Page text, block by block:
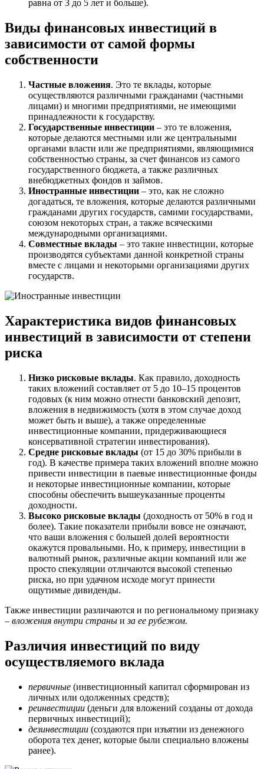
равна от 3 до 5 лет и больше).
Виды финансовых инвестиций в
зависимости от самой формы
собственности
Частные вложения. Это те вклады, которые
осуществляются различными гражданами (частными
лицами) и многими предприятиями, не имеющими
принадлежности к государству.
Государственные инвестиции – это те вложения,
которые делаются местными или же центральными
органами власти или же предприятиями, являющимися
собственностью страны, за счет финансов из самого
государственного бюджета, а также различных
внебюджетных фондов и займов.
Иностранные инвестиции – это, как не сложно
догадаться, те вложения, которые делаются различными
гражданами других государств, самими государствами,
союзом некоторых стран, а также всяческими
международными организациями.
Совместные вклады – это такие инвестиции, которые
производятся субъектами данной конкретной страны
вместе с лицами и некоторыми организациями других
государств.
Характеристика видов финансовых
инвестиций в зависимости от степени
риска
Низко рисковые вклады. Как правило, доходность
таких вложений составляет от 5 до 10–15 процентов
годовых (к ним можно отнести банковский депозит,
вложения в недвижимость (хотя в этом случае доход
может быть и выше), а также определенные
инвестиционные компании, придерживающиеся
консервативной стратегии инвестирования).
Средне рисковые вклады (от 15 до 30% прибыли в
год). В качестве примера таких вложений вполне можно
привести инвестиции в паевые инвестиционные фонды
и некоторые инвестиционные компании, которые
способны обеспечить вышеуказанные проценты
доходности.
Высоко рисковые вклады (доходность от 50% в год и
более). Такие показатели прибыли вовсе не означают,
что ваши вложения с большей долей вероятности
окажутся провальными. Но, к примеру, инвестиции в
валютный рынок, различные акции компаний или же
просто спекуляции отличаются высокой степенью
риска, но при удачном исходе могут принести
ощутимые дивиденды.
Также инвестиции различаются и по региональному признаку
– вложения внутри страны иза ее рубежом.
Различия инвестиций по виду
осуществляемого вклада
первичные (инвестиционный капитал сформирован из
личных или одолженных средств);
реинвестиции (деньги для вложений созданы от дохода
первичных инвестиций);
дезинвестиции (создаются при изъятии из денежного
оборота тех денег, которые были специально вложены
ранее).